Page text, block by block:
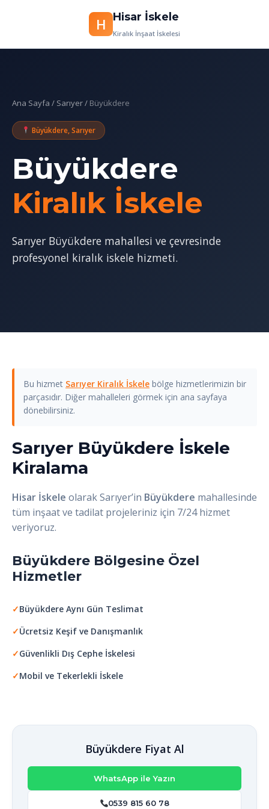
geç
H Hisar İskele
Kiralık İnşaat İskelesi
Ana Sayfa / Sarıyer/ Büyükdere
Büyükdere, Sarıyer
Büyükdere
Kiralık İskele
Sarıyer Büyükdere mahallesi ve çevresinde
profesyonel kiralık iskele hizmeti.
Bu hizmet Sarıyer Kiralık İskele bölge hizmetlerimizin bir
parçasıdır. Diğer mahalleleri görmek için ana sayfaya
dönebilirsiniz.
Sarıyer Büyükdere İskele
Kiralama
Hisar İskele olarak Sarıyer’in Büyükdere mahallesinde
tüm inşaat ve tadilat projeleriniz için 7/24 hizmet
veriyoruz.
Büyükdere Bölgesine Özel
Hizmetler
✓Büyükdere Aynı Gün Teslimat
✓Ücretsiz Keşif ve Danışmanlık
✓Güvenlikli Dış Cephe İskelesi
✓Mobil ve Tekerlekli İskele
Büyükdere Fiyat Al
WhatsApp ile Yazın
0539 815 60 78